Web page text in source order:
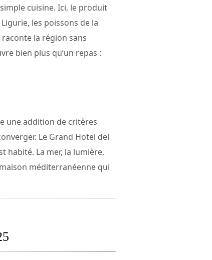
cuisine. Ici, le produit
les poissons de la
la région sans
bien plus qu’un repas :
une addition de critères
Le Grand Hotel del
habité. La mer, la lumière,
méditerranéenne qui